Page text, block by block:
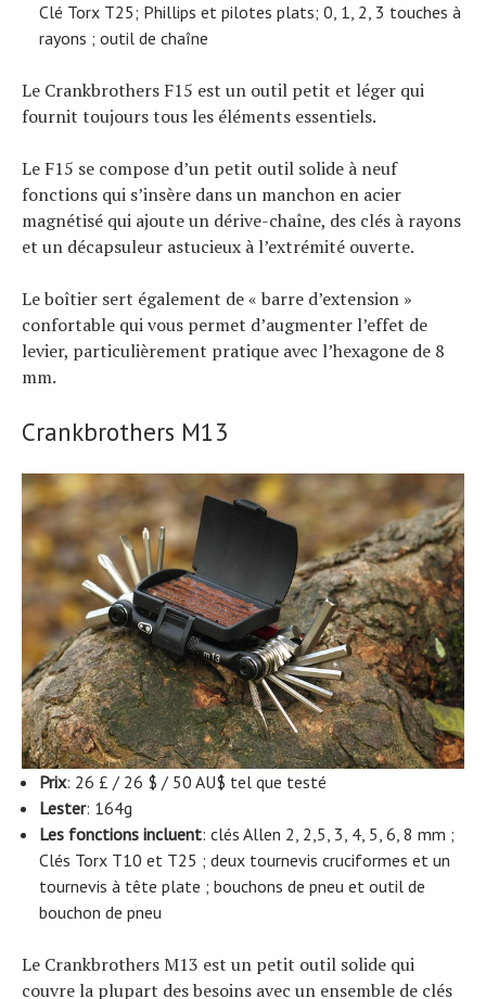
Clé Torx T25; Phillips et pilotes plats; 0, 1, 2, 3 touches à
rayons ; outil de chaîne
Le Crankbrothers F15 est un outil petit et léger qui
fournit toujours tous les éléments essentiels.
Le F15 se compose d’un petit outil solide à neuf
fonctions qui s’insère dans un manchon en acier
magnétisé qui ajoute un dérive-chaîne, des clés à rayons
et un décapsuleur astucieux à l’extrémité ouverte.
Le boîtier sert également de « barre d’extension »
confortable qui vous permet d’augmenter l’effet de
levier, particulièrement pratique avec l’hexagone de 8
mm.
Crankbrothers M13
Prix: 26 £ / 26 $ / 50 AU$ tel que testé
Lester: 164g
Les fonctions incluent: clés Allen 2, 2,5, 3, 4, 5, 6, 8 mm ;
Clés Torx T10 et T25 ; deux tournevis cruciformes et un
tournevis à tête plate ; bouchons de pneu et outil de
bouchon de pneu
Le Crankbrothers M13 est un petit outil solide qui
couvre la plupart des besoins avec un ensemble de clés